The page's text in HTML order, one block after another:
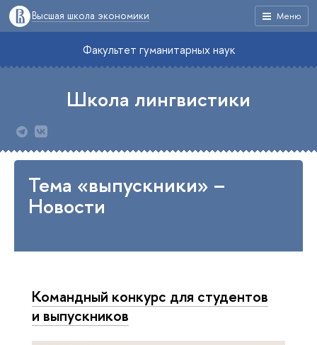
Меню
Высшая школа экономики
Факультет гуманитарных наук
Школа лингвистики
Тема «выпускники» –
Новости
Командный конкурс для студентов
и выпускников